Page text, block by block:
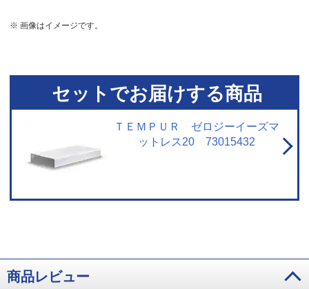
※ 画像はイメージです。
セットでお届けする商品
ＴＥＭＰＵＲ ゼロジーイーズマ
ットレス20 73015432
商品レビュー